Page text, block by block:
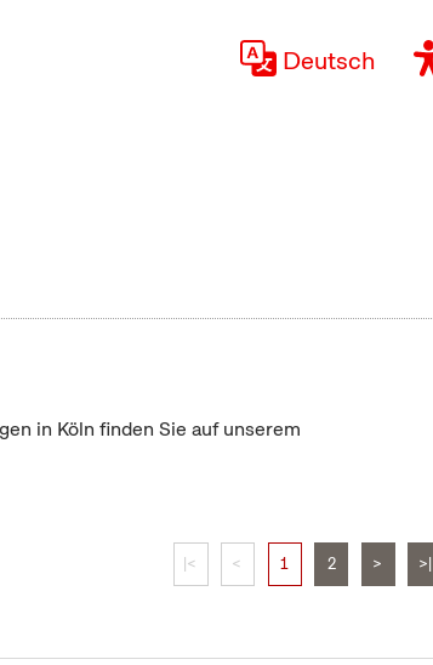
Deutsch
in Köln finden Sie auf unserem
|< < 1 2 > >|